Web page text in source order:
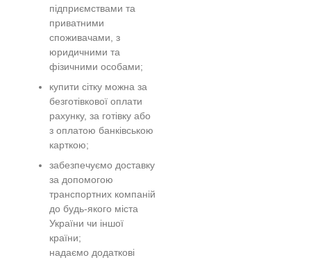
підприємствами та
приватними
споживачами, з
юридичними та
фізичними особами;
купити сітку можна за
безготівкової оплати
рахунку, за готівку або
з оплатою банківською
карткою;
забезпечуємо доставку
за допомогою
транспортних компаній
до будь-якого міста
України чи іншої
країни;
надаємо додаткові